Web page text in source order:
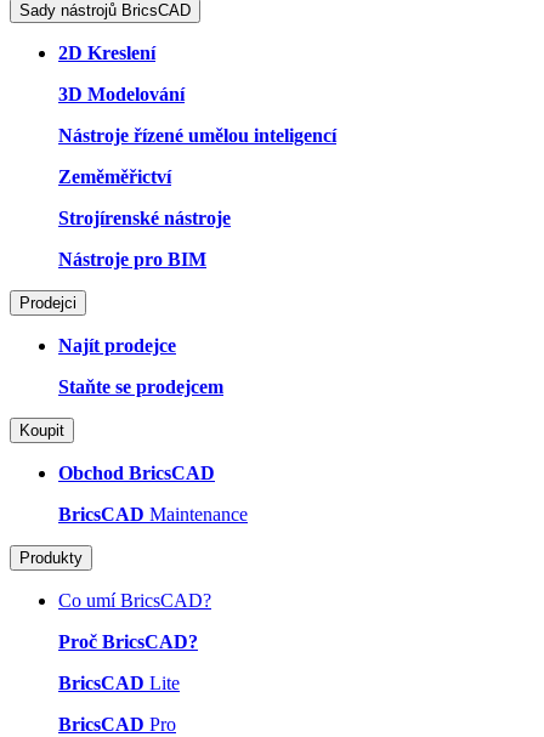
Sady nástrojů BricsCAD
2D Kreslení
3D Modelování
Nástroje řízené umělou inteligencí
Zeměměřictví
Strojírenské nástroje
Nástroje pro BIM
Prodejci
Najít prodejce
Staňte se prodejcem
Koupit
Obchod BricsCAD
BricsCAD Maintenance
Produkty
Co umí BricsCAD?
Proč BricsCAD?
BricsCAD Lite
BricsCAD Pro